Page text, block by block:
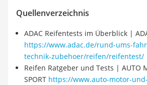
Quellenverzeichnis
ADAC Reifentests im Überblick |
https://www.adac.de/rund-ums-
technik-zubehoer/reifen/reifentest/
Reifen Ratgeber und Tests | AUTO
SPORT https://www.auto-motor-und-